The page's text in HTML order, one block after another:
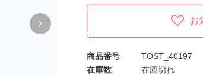
お
商品番号
TOST_40197
在庫数
在庫切れ